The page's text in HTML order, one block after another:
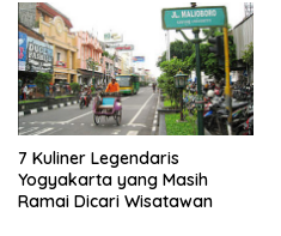
7 Kuliner Legendaris
Yogyakarta yang Masih
Ramai Dicari Wisatawan